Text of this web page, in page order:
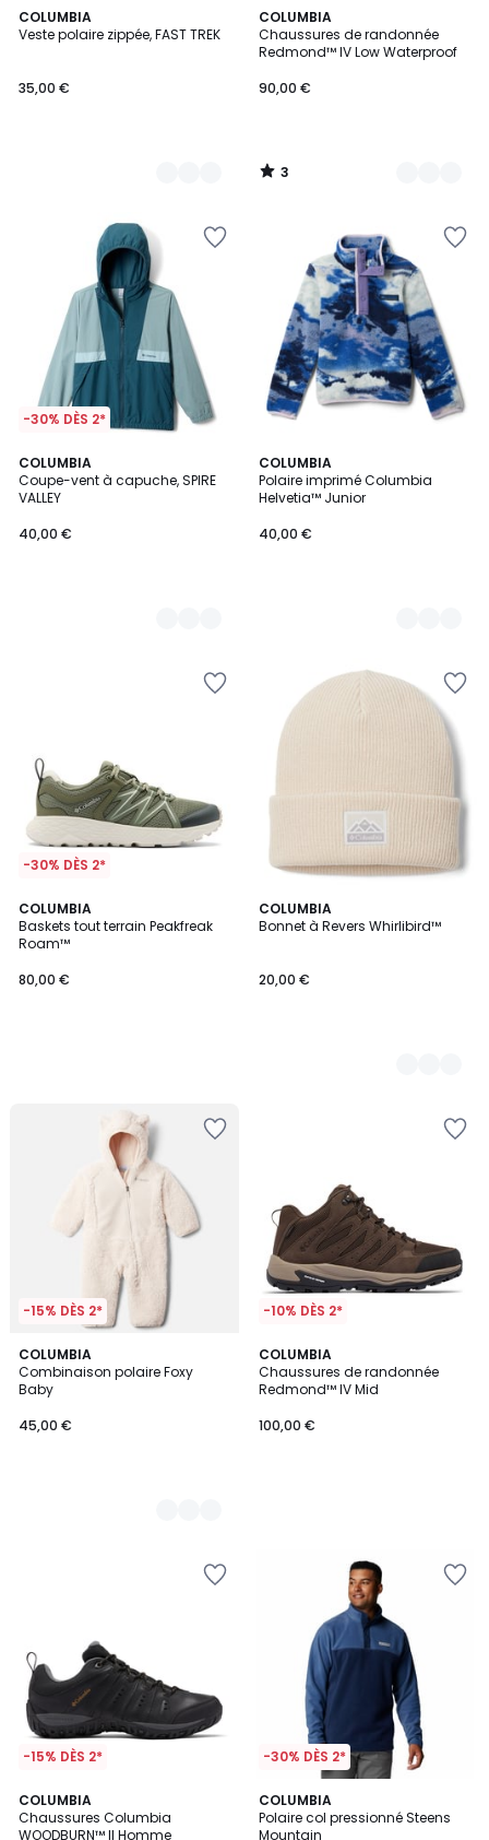
COLUMBIA
Veste polaire zippée, FAST TREK
35,00 €
3
Couleurs
COLUMBIA
Chaussures de randonnée
Redmond™ IV Low Waterproof
90,00 €
3
/
5
2
Couleurs
3
/
-30% DÈS 2*
COLUMBIA
Coupe-vent à capuche, SPIRE
VALLEY
40,00 €
2
Couleurs
COLUMBIA
Polaire imprimé Columbia
Helvetia™ Junior
40,00 €
2
Couleurs
-30% DÈS 2*
COLUMBIA
Baskets tout terrain Peakfreak
Roam™
80,00 €
COLUMBIA
Bonnet à Revers Whirlibird™
20,00 €
2
Couleurs
-15% DÈS 2*
COLUMBIA
Combinaison polaire Foxy
Baby
45,00 €
2
Couleurs
-10% DÈS 2*
COLUMBIA
Chaussures de randonnée
Redmond™ IV Mid
100,00 €
-15% DÈS 2*
COLUMBIA
Chaussures Columbia
WOODBURN™ II Homme
4
/
5
-30% DÈS 2*
COLUMBIA
Polaire col pressionné Steens
Mountain
2
Couleurs